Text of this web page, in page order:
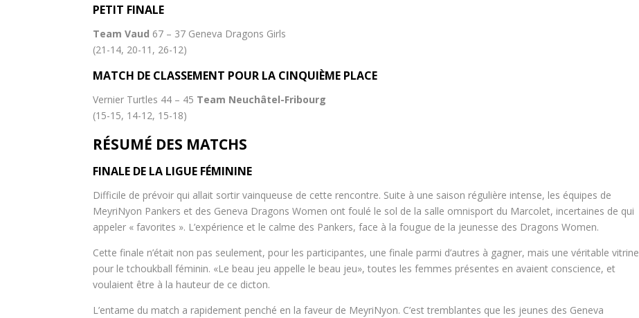
PETIT FINALE
Team Vaud 67 – 37 Geneva Dragons Girls
(21-14, 20-11, 26-12)
MATCH DE CLASSEMENT POUR LA CINQUIÈME PLACE
Vernier Turtles 44 – 45 Team Neuchâtel-Fribourg
(15-15, 14-12, 15-18)
RÉSUMÉ DES MATCHS
FINALE DE LA LIGUE FÉMININE
Difficile de prévoir qui allait sortir vainqueuse de cette rencontre. Suite à une saison régulière intense, les équipes de
MeyriNyon Pankers et des Geneva Dragons Women ont foulé le sol de la salle omnisport du Marcolet, incertaines de qui
appeler « favorites ». L’expérience et le calme des Pankers, face à la fougue de la jeunesse des Dragons Women.
Cette finale n’était non pas seulement, pour les participantes, une finale parmi d’autres à gagner, mais une véritable vitrine
pour le tchoukball féminin. «Le beau jeu appelle le beau jeu», toutes les femmes présentes en avaient conscience, et
voulaient être à la hauteur de ce dicton.
L’entame du match a rapidement penché en la faveur de MeyriNyon. C’est tremblantes que les jeunes des Geneva